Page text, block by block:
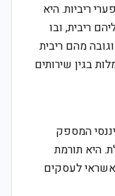
ריביות. היא
ריבית, ובו
מהם ריבית
בגין שירותים
המספק
היא תורמת
לעסקים